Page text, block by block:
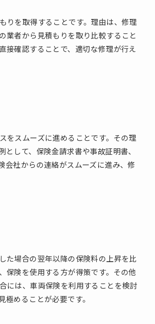
りを取得することです。理由は、修理
業者から見積もりを取り比較すること
接確認することで、適切な修理が行え
をスムーズに進めることです。その理
して、保険金請求書や事故証明書、
会社からの連絡がスムーズに進み、修
た場合の翌年以降の保険料の上昇を比
保険を使用する方が得策です。その他
には、車両保険を利用することを検討
めることが必要です。